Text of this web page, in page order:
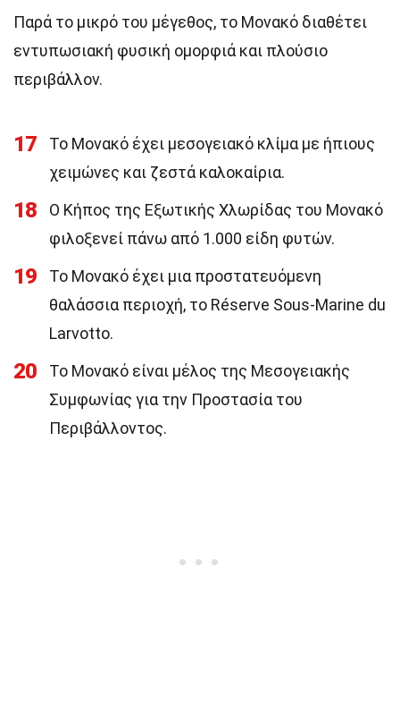
Παρά το μικρό του μέγεθος, το Μονακό διαθέτει
εντυπωσιακή φυσική ομορφιά και πλούσιο
περιβάλλον.
17
Το Μονακό έχει μεσογειακό κλίμα με ήπιους
χειμώνες και ζεστά καλοκαίρια.
18
Ο Κήπος της Εξωτικής Χλωρίδας του Μονακό
φιλοξενεί πάνω από 1.000 είδη φυτών.
19
Το Μονακό έχει μια προστατευόμενη
θαλάσσια περιοχή, το Réserve Sous-Marine du
Larvotto.
20
Το Μονακό είναι μέλος της Μεσογειακής
Συμφωνίας για την Προστασία του
Περιβάλλοντος.